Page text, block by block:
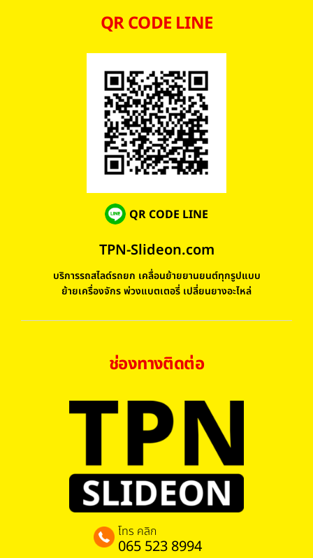
QR CODE LINE
QR CODE LINE
TPN-Slideon.com
บริการรถสไลด์รถยก เคลื่อนย้ายยานยนต์ทุกรูปแบบ
ย้ายเครื่องจักร พ่วงแบตเตอรี่ เปลี่ยนยางอะไหล่
ช่องทางติดต่อ
โทร คลิก
065 523 8994